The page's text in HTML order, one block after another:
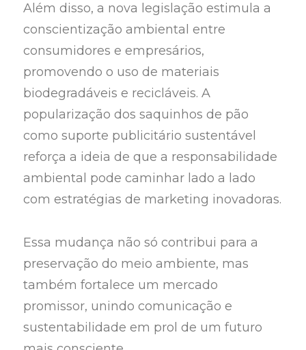
Além disso, a nova legislação estimula a
conscientização ambiental entre
consumidores e empresários,
promovendo o uso de materiais
biodegradáveis e recicláveis. A
popularização dos saquinhos de pão
como suporte publicitário sustentável
reforça a ideia de que a responsabilidade
ambiental pode caminhar lado a lado
com estratégias de marketing inovadoras.
Essa mudança não só contribui para a
preservação do meio ambiente, mas
também fortalece um mercado
promissor, unindo comunicação e
sustentabilidade em prol de um futuro